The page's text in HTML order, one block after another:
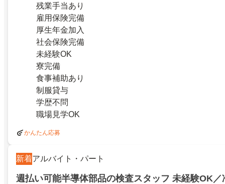
残業手当あり
雇用保険完備
厚生年金加入
社会保険完備
未経験OK
寮完備
食事補助あり
制服貸与
学歴不問
職場見学OK
かんたん応募
新着アルバイト・パート
週払い可能半導体部品の検査スタッフ 未経験OK／